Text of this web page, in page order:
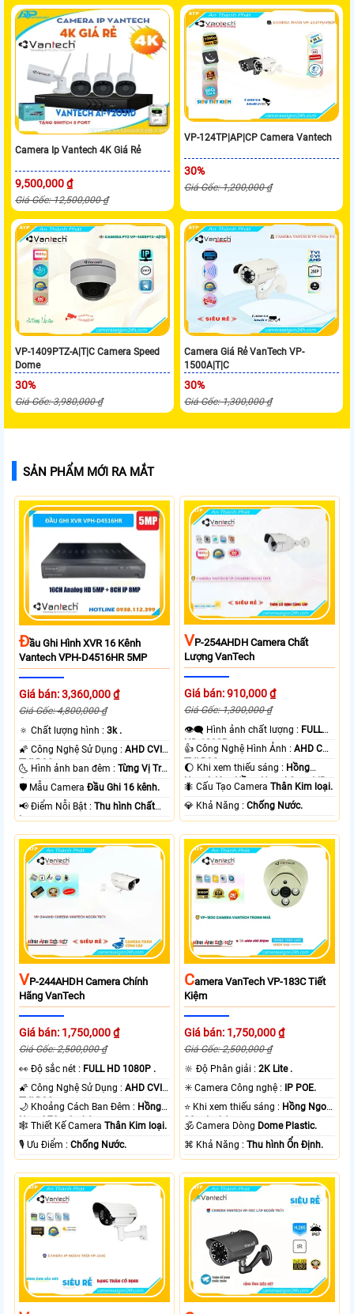
Camera Ip Vantech 4K Giá Rẻ
9,500,000 ₫
Giá Gốc: 12,500,000 ₫
VP-124TP|AP|CP Camera Vantech
30%
Giá Gốc: 1,200,000 ₫
VP-1409PTZ-A|T|C Camera Speed
Dome
30%
Giá Gốc: 3,980,000 ₫
Camera Giá Rẻ VanTech VP-
1500A|T|C
30%
Giá Gốc: 1,300,000 ₫
SẢN PHẨM MỚI RA MẮT
ĐẦu Ghi Hình XVR 16 Kênh
Vantech VPH-D4516HR 5MP
Giá bán: 3,360,000 ₫
Giá Gốc: 4,800,000 ₫
🔅 Chất lượng hình :3k .
🌠 Công Nghệ Sử Dụng :AHD CVI
TVI BCS.
🌜 Hình ảnh ban đêm :Từng Vị Trí
Camera .
🛡 Mẫu CameraĐầu Ghi 16 kênh.
️📢 Điểm Nỗi Bật :Thu hình Chất
Lượng.
VP-254AHDH Camera Chất
Lượng VanTech
Giá bán: 910,000 ₫
Giá Gốc: 1,300,000 ₫
👁️‍🗨 Hình ảnh chất lượng : FULL
HD 1080P .
👍 Công Nghệ Hình Ảnh :AHD CVI
TVI BCS.
🌔 Khi xem thiếu sáng : Hồng
Ngoại 40m Hồng Ngoại Smart IR.
🐜 Cấu Tạo CameraThân Kim loại.
️💎 Khả Năng :Chống Nước.
VP-244AHDH Camera Chính
Hãng VanTech
Giá bán: 1,750,000 ₫
Giá Gốc: 2,500,000 ₫
️👀 Độ sắc nét : FULL HD 1080P .
🌠 Công Nghệ Sử Dụng :AHD CVI
TVI BCS.
🌙 Khoảng Cách Ban Đêm : Hồng
Ngoại 70m Led Array.
🕸️ Thiết Kế CameraThân Kim loại.
️🎙 Ưu Điểm :Chống Nước.
CAmera VanTech VP-183C Tiết
Kiệm
Giá bán: 1,750,000 ₫
Giá Gốc: 2,500,000 ₫
🔆 Độ Phân giải :2K Lite .
✳️ Camera Công nghệ :
IP POE.
⭐ Khi xem thiếu sáng : Hồng Ngoại
30m Led Array.
🕉️ Camera Dòng Dome Plastic.
️⌘ Khả Năng :Thu hình Ổn Định.